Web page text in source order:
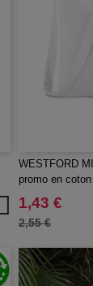
WESTFORD
promo en coton
1,43 €
2,55 €